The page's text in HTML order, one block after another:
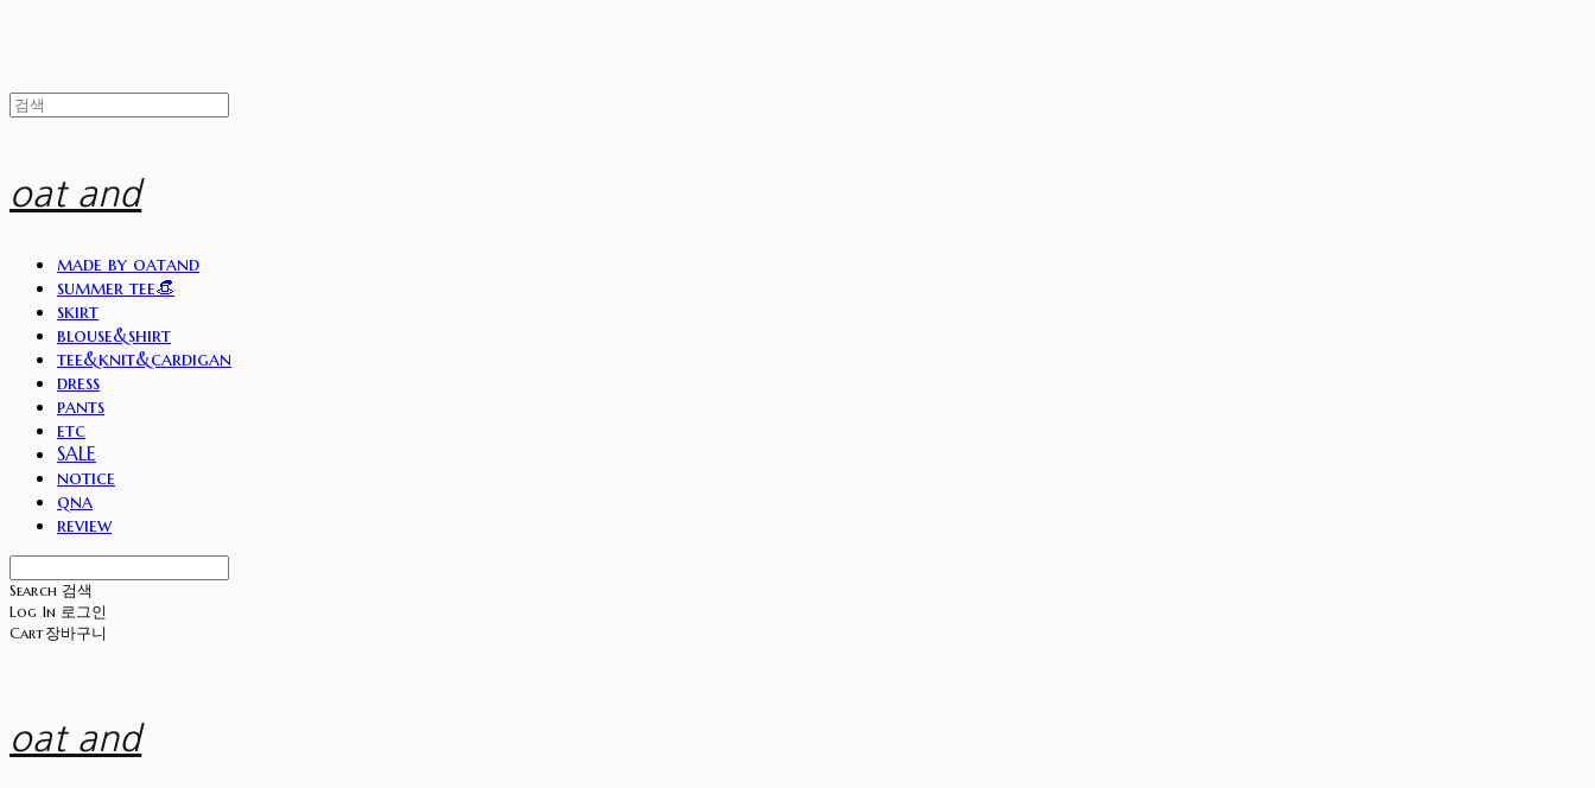
oat and
made by oatand
summer tee👒
skirt
blouse&shirt
tee&knit&cardigan
dress
pants
etc
SALE
notice
qna
review
Search 검색
Log In 로그인
Cart장바구니
oat and